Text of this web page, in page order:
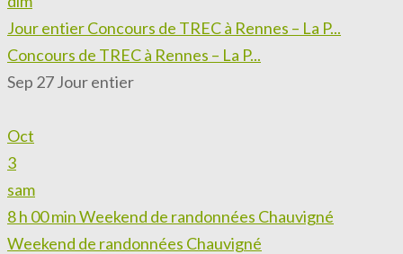
Jour entierConcours de TREC à Rennes – La P...
Concours de TREC à Rennes – La P...
Sep 27Jour entier
Oct
3
sam
8 h 00 minWeekend de randonnées Chauvigné
Weekend de randonnées Chauvigné